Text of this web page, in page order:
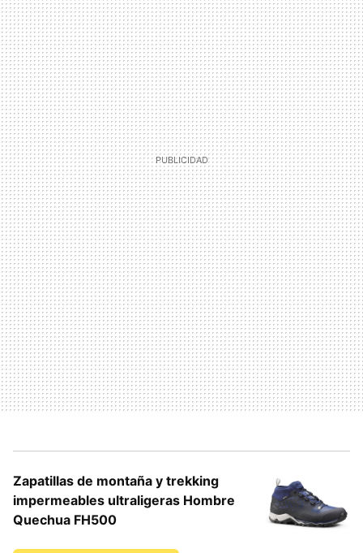
Zapatillas de montaña y trekking
impermeables ultraligeras Hombre
Quechua FH500